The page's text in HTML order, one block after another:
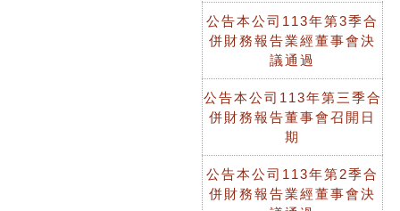
公告本公司113年第3季合
併財務報告業經董事會決
議通過
公告本公司113年第三季合
併財務報告董事會召開日
期
公告本公司113年第2季合
併財務報告業經董事會決